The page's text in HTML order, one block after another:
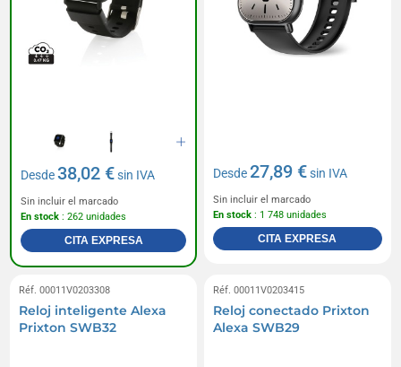
Desde38,02 €sin IVA
Sin incluir el marcado
En stock : 262 unidades
CITA EXPRESA
Desde27,89 €sin IVA
Sin incluir el marcado
En stock : 1 748 unidades
CITA EXPRESA
Réf. 00011V0203308
Reloj inteligente Alexa
Prixton SWB32
Réf. 00011V0203415
Reloj conectado Prixton
Alexa SWB29